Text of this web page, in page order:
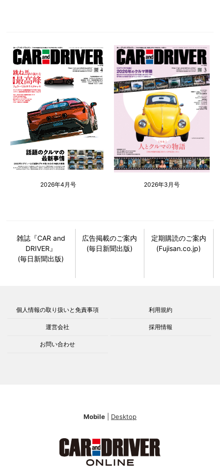
2026年4月号 2026年3月号
雑誌『CAR and
DRIVER』
(毎日新聞出版)
広告掲載のご案内
(毎日新聞出版)
定期購読のご案内
(Fujisan.co.jp)
個人情報の取り扱いと免責事項 利用規約
運営会社 採用情報
お問い合わせ
Mobile Desktop